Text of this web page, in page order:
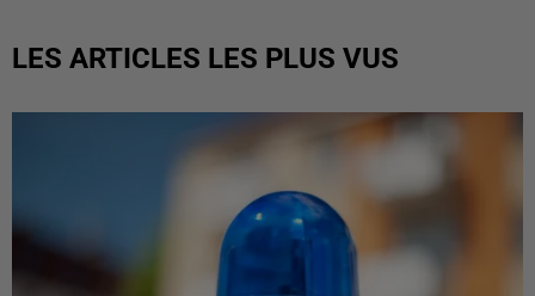
LES ARTICLES LES PLUS VUS